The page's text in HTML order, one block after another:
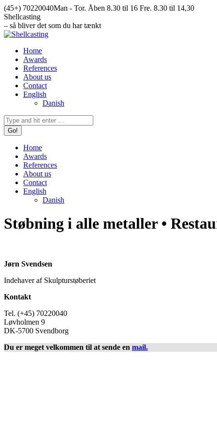
Skip
to
content
(45+) 70220040Man - Tor. Åben 8.30 til 16 Fre. 8.30 til 14,30
Facebook
page
opens
new
window
Mail
page
opens
new
window
Instagram
page
opens
new
window
YouTube
page
opens
new
window
Shellcasting
– så bliver det som du har tænkt
Home
Awards
References
About us
Contact
English
Danish
Search:
Home
Awards
References
About us
Contact
English
Danish
Støbning i alle metaller •
Jørn Svendsen
Indehaver af Skulpturstøberiet
Kontakt
Tel. (+45) 70220040
Løvholmen 9
DK-5700 Svendborg
Du er meget velkommen til at sende en mail.